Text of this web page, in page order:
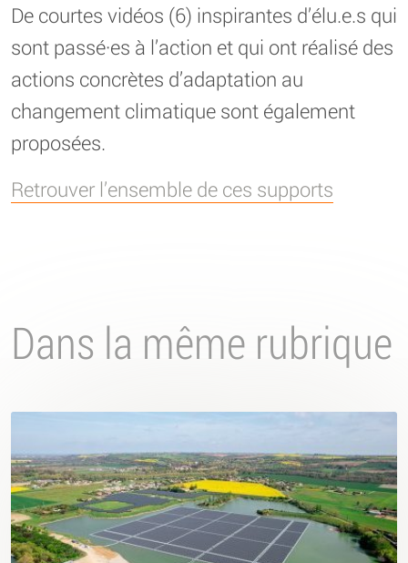
De courtes vidéos (6) inspirantes d’élu.e.s qui
sont passé·es à l’action et qui ont réalisé des
actions concrètes d’adaptation au
changement climatique sont également
proposées.
Retrouver l’ensemble de ces supports
Dans la même rubrique